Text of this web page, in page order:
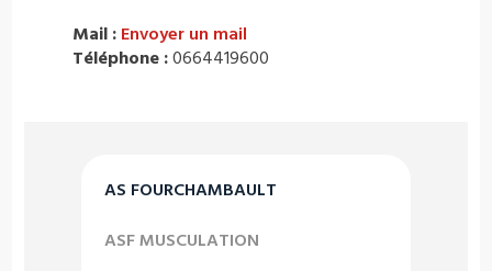
AS FOURCHAMBAULT
ASF MUSCULATION
Mail : Envoyer un mail
Téléphone :0664419600